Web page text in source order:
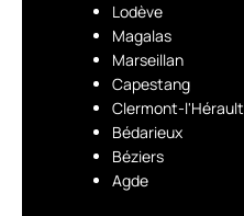
Lodève
Magalas
Marseillan
Capestang
Clermont-l'Hérault
Bédarieux
Béziers
Agde